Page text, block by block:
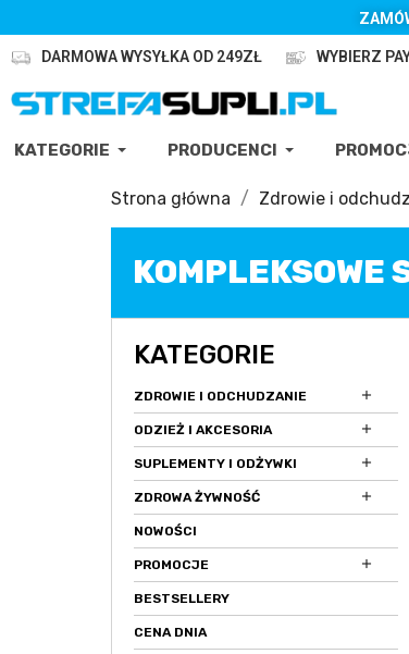
DARMOWA WYSYŁKA OD 249ZŁ WYBIERZ
KATEGORIE PRODUCENCI
Strona główna Zdrowie i
KOMPLEKSOWE
KATEGORIE
ZDROWIE I ODCHUDZANIE 
ODZIEŻ I AKCESORIA 
SUPLEMENTY I ODŻYWKI 
ZDROWA ŻYWNOŚĆ 
NOWOŚCI
PROMOCJE 
BESTSELLERY
CENA DNIA